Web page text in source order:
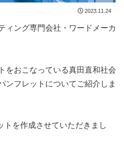
2023.11.24
ィング専門会社・ワードメーカ
をおこなっている真田直和社会
ンフレットについてご紹介しま
トを作成させていただきまし